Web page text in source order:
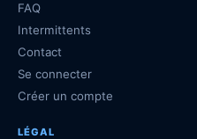
FAQ
Intermittents
Contact
Se connecter
Créer un compte
LÉGAL